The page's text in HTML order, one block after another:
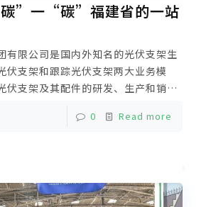
”一“碳”福建省的一站
有限公司是国内外知名的光伏支架生
伏支架和跟踪光伏支架两大业务模
伏支架及其配件的研发、生产和销
有双制造基地的光伏支架制造企业，
立了两大生产基地，涵盖铝锭熔铸、
0 Read more